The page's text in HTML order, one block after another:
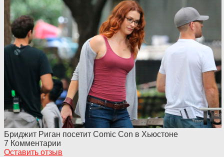
Бриджит Риган посетит Comic Con в Хьюстоне
7 Комментарии
Оставить отзыв